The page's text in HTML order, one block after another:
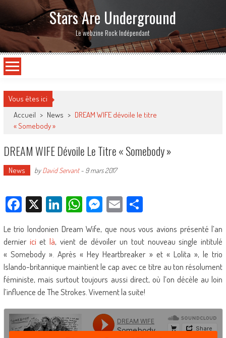
Stars Are Underground
Le webzine Rock Indépendant
Vous êtes ici
Accueil > News > DREAM WIFE dévoile le titre
« Somebody »
DREAM WIFE Dévoile Le Titre « Somebody »
News byDavid Servant- 9 mars 2017
Facebook
X LinkedIn
WhatsApp
Messenger
EmailPartager
Le trio londonien Dream Wife, que nous vous avions présenté l’an
dernier icietlà, vient de dévoiler un tout nouveau single intitulé
« Somebody ». Après «Hey Heartbreaker» et « Lolita », le trio
Islando-britannique maintient le cap avec ce titre au ton résolument
féministe, mais surtout toujours aussi direct, où l’on décèle au loin
l’influence de The Strokes. Vivement la suite!